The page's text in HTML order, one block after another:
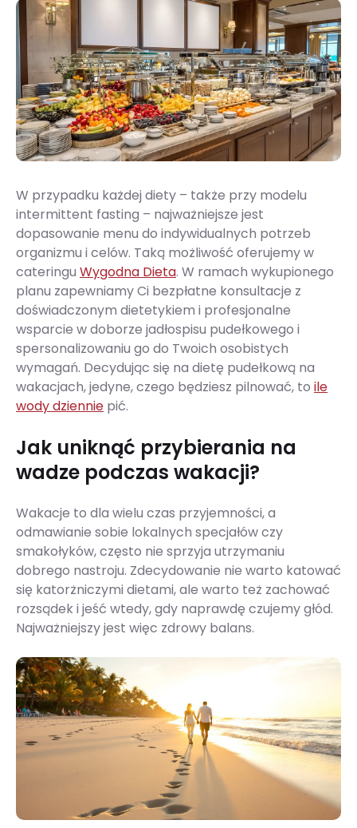
W przypadku każdej diety – także przy modelu
intermittent fasting – najważniejsze jest
dopasowanie menu do indywidualnych potrzeb
organizmu i celów. Taką możliwość oferujemy w
cateringu Wygodna Dieta. W ramach wykupionego
planu zapewniamy Ci bezpłatne konsultacje z
doświadczonym dietetykiem i profesjonalne
wsparcie w doborze jadłospisu pudełkowego i
spersonalizowaniu go do Twoich osobistych
wymagań. Decydując się na dietę pudełkową na
wakacjach, jedyne, czego będziesz pilnować, to ile
wody dziennie pić.
Jak uniknąć przybierania na
wadze podczas wakacji?
Wakacje to dla wielu czas przyjemności, a
odmawianie sobie lokalnych specjałów czy
smakołyków, często nie sprzyja utrzymaniu
dobrego nastroju. Zdecydowanie nie warto katować
się katorżniczymi dietami, ale warto też zachować
rozsądek i jeść wtedy, gdy naprawdę czujemy głód.
Najważniejszy jest więc zdrowy balans.